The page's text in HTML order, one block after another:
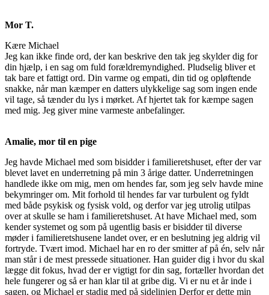
Mor T.
Kære Michael
Jeg kan ikke finde ord, der kan beskrive den tak jeg skylder dig for
din hjælp, i en sag om fuld forældremyndighed. Pludselig bliver et
tak bare et fattigt ord. Din varme og empati, din tid og opløftende
snakke, når man kæmper en datters ulykkelige sag som ingen ende
vil tage, så tænder du lys i mørket. Af hjertet tak for kæmpe sagen
med mig. Jeg giver mine varmeste anbefalinger.
Amalie, mor til en pige
Jeg havde Michael med som bisidder i familieretshuset, efter der var
blevet lavet en underretning på min 3 årige datter. Underretningen
handlede ikke om mig, men om hendes far, som jeg selv havde mine
bekymringer om. Mit forhold til hendes far var turbulent og fyldt
med både psykisk og fysisk vold, og derfor var jeg utrolig utilpas
over at skulle se ham i familieretshuset. At have Michael med, som
kender systemet og som på ugentlig basis er bisidder til diverse
møder i familieretshusene landet over, er en beslutning jeg aldrig vil
fortryde. Tvært imod. Michael har en ro der smitter af på én, selv når
man står i de mest pressede situationer. Han guider dig i hvor du skal
lægge dit fokus, hvad der er vigtigt for din sag, fortæller hvordan det
hele fungerer og så er han klar til at gribe dig. Vi er nu et år inde i
sagen, og Michael er stadig med på sidelinjen Derfor er dette min